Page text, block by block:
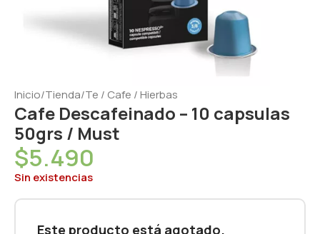
Inicio/Tienda/Te / Cafe / Hierbas
Cafe Descafeinado – 10 capsulas
50grs / Must
$5.490
Sin existencias
Este producto está agotado.